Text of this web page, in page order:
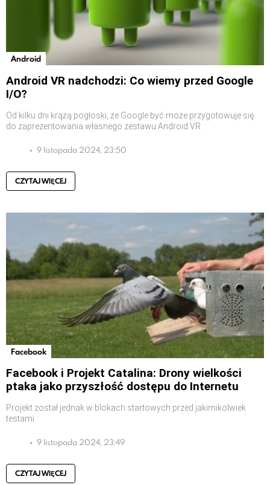
Android
Android VR nadchodzi: Co wiemy przed Google
I/O?
Od kilku dni krążą pogłoski, że Google być może przygotowuje się
do zaprezentowania własnego zestawu Android VR
9 listopada 2024, 23:50
CZYTAJ WIĘCEJ
Facebook
Facebook i Projekt Catalina: Drony wielkości
ptaka jako przyszłość dostępu do Internetu
Projekt został jednak w blokach startowych przed jakimikolwiek
testami
9 listopada 2024, 23:49
CZYTAJ WIĘCEJ